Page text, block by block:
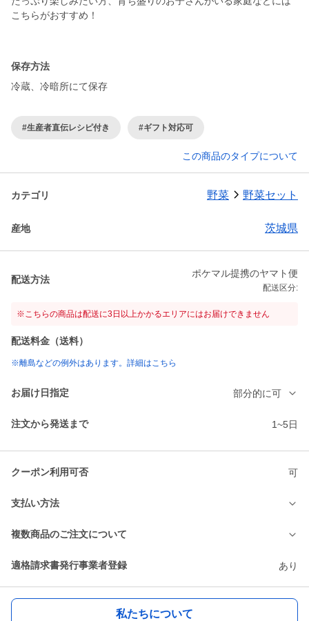
こちらがおすすめ！
保存方法
冷蔵、冷暗所にて保存
#生産者直伝レシピ付き #ギフト対応可
この商品のタイプについて
カテゴリ 野菜 野菜セット
産地 茨城県
配送方法
ポケマル提携のヤマト便
配送区分:
※こちらの商品は配送に3日以上かかるエリアにはお届けできません
配送料金（送料）
※離島などの例外はあります。詳細はこちら
お届け日指定 部分的に可
注文から発送まで 1~5日
クーポン利用可否 可
支払い方法
複数商品のご注文について
適格請求書発行事業者登録 あり
私たちについて